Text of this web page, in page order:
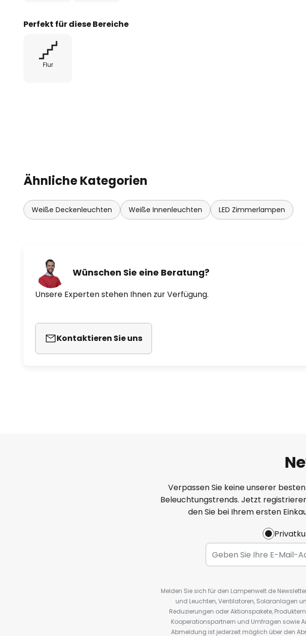
- Lichtverteilung: direkt diffus strahlend
Perfekt für diese Bereiche
Flur
Ähnliche Kategorien
Weiße Deckenleuchten Weiße Innenleuchten LED Zimmerlampen
Wünschen Sie eine Beratung?
Unsere Experten stehen Ihnen zur Verfügung.
Kontaktieren Sie uns
Verpassen Sie keine unserer
Beleuchtungstrends. Jetzt
den Sie bei Ihrem ersten
Melden Sie sich für den Lampenwelt.de
und Leuchten, Ventilatoren, Solaranlagen
Reduzierungen oder Aktionspakete,
Kooperationspartnern und Umfragen sowie
Abmeldung ist jederzeit möglich über den